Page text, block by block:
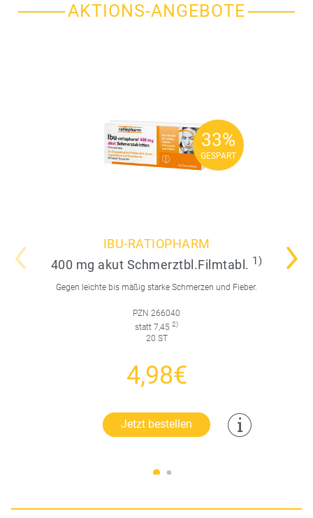
AKTIONS-ANGEBOTE
33%
GESPART
33%
GESPART
IBU-RATIOPHARM
400 mg akut Schmerztbl.Filmtabl. 1)
Gegen leichte bis mäßig starke Schmerzen und Fieber.
PZN 266040
statt 7,45 2)
20 ST
4,98€
Jetzt bestellen